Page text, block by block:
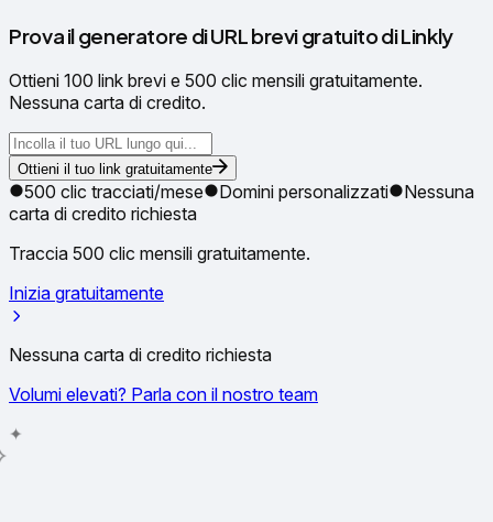
Prova il generatore di URL brevi gratuito di Linkly
Ottieni 100 link brevi e 500 clic mensili gratuitamente.
Nessuna carta di credito.
Ottieni il tuo link gratuitamente
500 clic tracciati/mese Domini personalizzati
Nessuna
carta di credito richiesta
Traccia 500 clic mensili gratuitamente.
Inizia gratuitamente
Nessuna carta di credito richiesta
Volumi elevati? Parla con il nostro team
✦